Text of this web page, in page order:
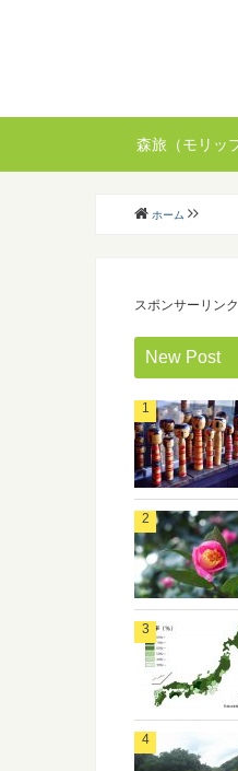
森旅（モリッ
ホーム
スポンサーリンク
New Post